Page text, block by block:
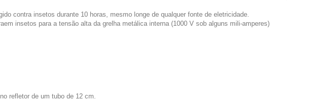
contra insetos durante 10 horas, mesmo longe de qualquer fonte de eletricidade.
insetos para a tensão alta da grelha metálica interna (1000 V sob alguns mili-amperes)
refletor de um tubo de 12 cm.